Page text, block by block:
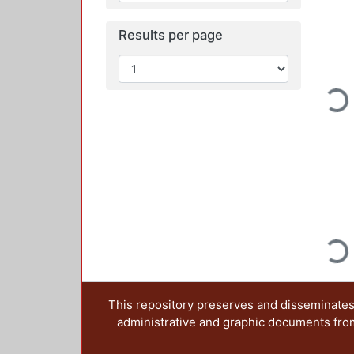
Results per page
This repository preserves and
administrative and graphic documents